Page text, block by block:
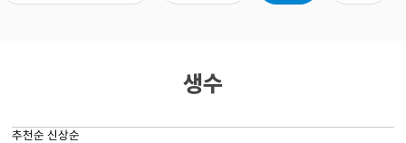
생수
추천순 신상순